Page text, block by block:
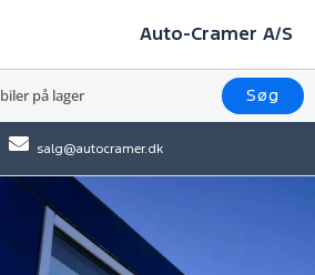
Auto-Cramer A/S
biler på lager Søg
 salg@autocramer.dk